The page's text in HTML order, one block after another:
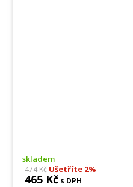
skladem
474 KčUšetříte 2%
465 Kč s DPH